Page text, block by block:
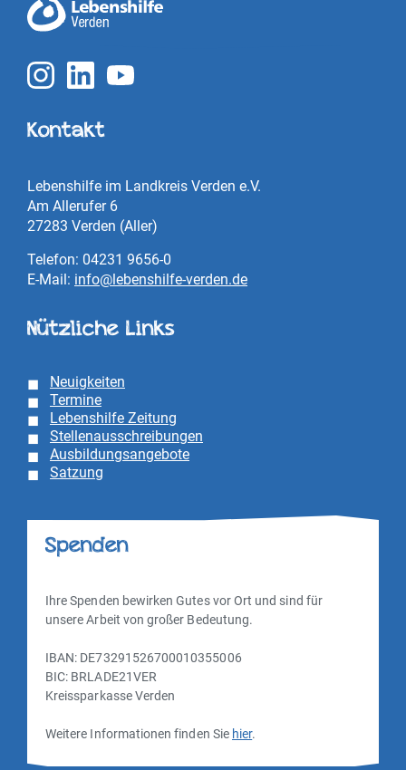
Kontakt
Lebenshilfe im Landkreis Verden e.V.
Am Allerufer 6
27283 Verden (Aller)
Telefon: 04231 9656-0
E-Mail: info@lebenshilfe-verden.de
Nützliche Links
Neuigkeiten
Termine
Lebenshilfe Zeitung
Stellenausschreibungen
Ausbildungsangebote
Satzung
Spenden
Ihre Spenden bewirken Gutes vor Ort und sind für
unsere Arbeit von großer Bedeutung.
IBAN: DE73291526700010355006
BIC: BRLADE21VER
Kreissparkasse Verden
Weitere Informationen finden Sie hier.